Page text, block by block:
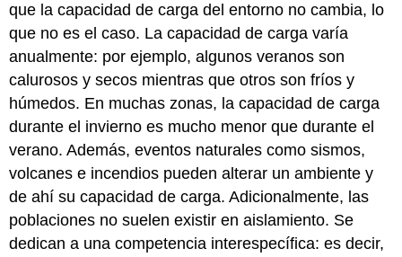
que la capacidad de carga del entorno no cambia, lo
que no es el caso. La capacidad de carga varía
anualmente: por ejemplo, algunos veranos son
calurosos y secos mientras que otros son fríos y
húmedos. En muchas zonas, la capacidad de carga
durante el invierno es mucho menor que durante el
verano. Además, eventos naturales como sismos,
volcanes e incendios pueden alterar un ambiente y
de ahí su capacidad de carga. Adicionalmente, las
poblaciones no suelen existir en aislamiento. Se
dedican a una competencia interespecífica: es decir,